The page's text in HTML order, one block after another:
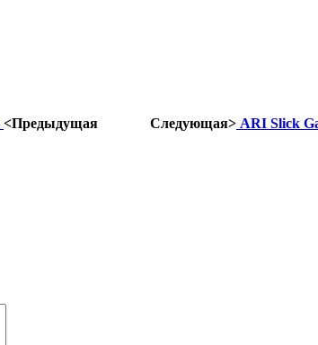
<Предыдущая Следующая> ARI Slick